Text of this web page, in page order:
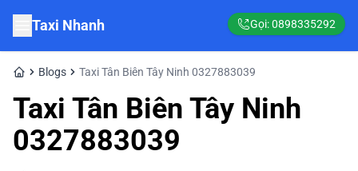
Taxi Nhanh Gọi:0898335292
Blogs Taxi Tân Biên Tây Ninh 0327883039
Taxi Tân Biên Tây Ninh
0327883039